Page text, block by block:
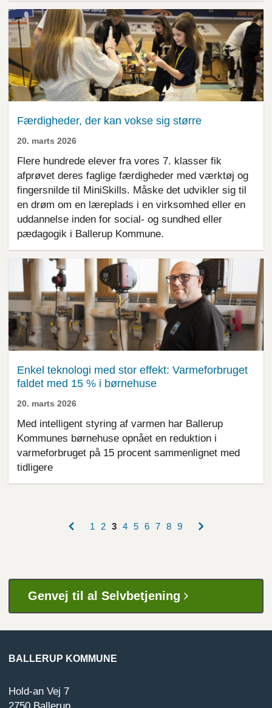
Færdigheder, der kan vokse sig større
20. marts 2026
Flere hundrede elever fra vores 7. klasser fik
afprøvet deres faglige færdigheder med værktøj og
fingersnilde til MiniSkills. Måske det udvikler sig til
en drøm om en læreplads i en virksomhed eller en
uddannelse inden for social- og sundhed eller
pædagogik i Ballerup Kommune.
Enkel teknologi med stor effekt: Varmeforbruget
faldet med 15 % i børnehuse
20. marts 2026
Med intelligent styring af varmen har Ballerup
Kommunes børnehuse opnået en reduktion i
varmeforbruget på 15 procent sammenlignet med
tidligere
ForrigeSide
1 Side
2 Nuværende
3 Side
4 Side
5 Side
6 Side
7 Side
8 Side
9
Næste
Genvej til al Selvbetjening
BALLERUP KOMMUNE
Hold-an Vej 7
2750 Ballerup